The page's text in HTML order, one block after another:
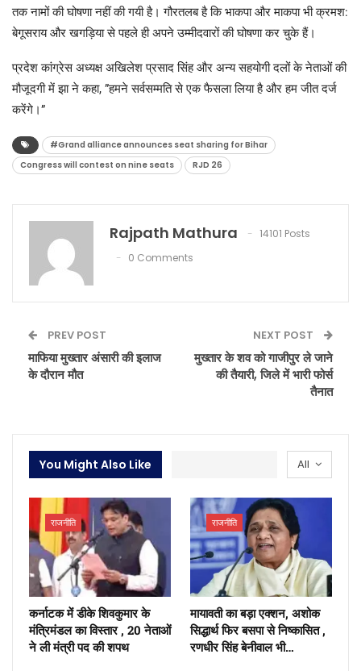
तक नामों की घोषणा नहीं की गयी है। गौरतलब है कि भाकपा और माकपा भी क्रमश:
बेगूसराय और खगड़िया से पहले ही अपने उम्मीदवारों की घोषणा कर चुके हैं।
प्रदेश कांग्रेस अध्यक्ष अखिलेश प्रसाद सिंह और अन्य सहयोगी दलों के नेताओं की
मौजूदगी में झा ने कहा, ”हमने सर्वसम्मति से एक फैसला लिया है और हम जीत दर्ज
करेंगे।”
#Grand alliance announces seat sharing for Bihar
Congress will contest on nine seats
RJD 26
Rajpath Mathura
14101 Posts
0 Comments
PREV POST
माफिया मुख्तार अंसारी की इलाज
के दौरान मौत
NEXT POST
मुख्तार के शव को गाजीपुर ले जाने
की तैयारी, जिले में भारी फोर्स
तैनात
All
You Might Also Like
राजनीति
कर्नाटक में डीके शिवकुमार के
मंत्रिमंडल का विस्तार , 20 नेताओं
ने ली मंत्री पद की शपथ
राजनीति
मायावती का बड़ा एक्शन, अशोक
सिद्धार्थ फिर बसपा से निष्कासित ,
रणधीर सिंह बेनीवाल भी…